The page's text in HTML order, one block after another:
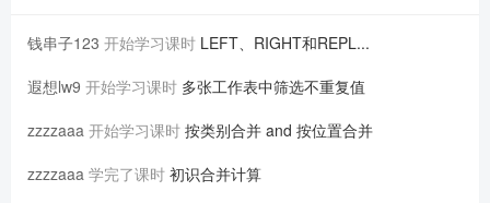
钱串子123 开始学习课时 LEFT、RIGHT和REPL...
遐想lw9 开始学习课时 多张工作表中筛选不重复值
zzzzaaa 开始学习课时 按类别合并 and 按位置合并
zzzzaaa 学完了课时 初识合并计算